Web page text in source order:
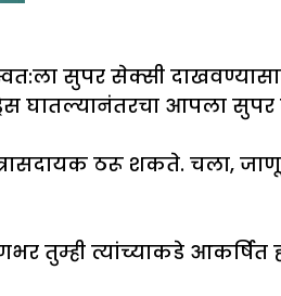
सुपर सेक्सी
ड्रेस घातल्यानंतरचा आपला
ठरू शकते. चला,
तुम्ही त्यांच्याकडे